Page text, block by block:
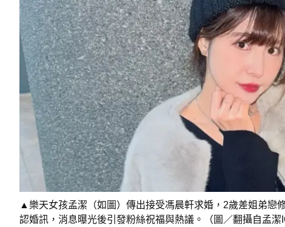
▲樂天女孩孟潔（如圖）傳出接受馮晨軒求婚，2歲差姐弟戀
認婚訊，消息曝光後引發粉絲祝福與熱議。（圖／翻攝自孟潔